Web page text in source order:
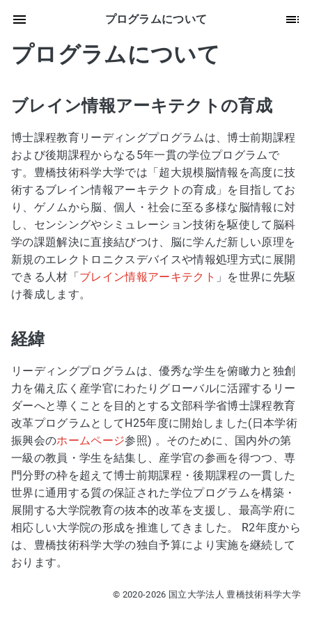
プログラムについて
プログラムについて
ブレイン情報アーキテクトの育成
博士課程教育リーディングプログラムは、博士前期課程
および後期課程からなる5年一貫の学位プログラムで
す。豊橋技術科学大学では「超大規模脳情報を高度に技
術するブレイン情報アーキテクトの育成」を目指してお
り、ゲノムから脳、個人・社会に至る多様な脳情報に対
し、センシングやシミュレーション技術を駆使して脳科
学の課題解決に直接結びつけ、脳に学んだ新しい原理を
新規のエレクトロニクスデバイスや情報処理方式に展開
できる人材「ブレイン情報アーキテクト 」を世界に先駆
け養成します。
経緯
リーディングプログラムは、優秀な学生を俯瞰力と独創
力を備え広く産学官にわたりグローバルに活躍するリー
ダーへと導くことを目的とする文部科学省博士課程教育
改革プログラムとしてH25年度に開始しました(日本学術
振興会のホームページ参照) 。そのために、国内外の第
一級の教員・学生を結集し、産学官の参画を得つつ、専
門分野の枠を超えて博士前期課程・後期課程の一貫した
世界に通用する質の保証された学位プログラムを構築・
展開する大学院教育の抜本的改革を支援し、最高学府に
相応しい大学院の形成を推進してきました。 R2年度から
は、豊橋技術科学大学の独自予算により実施を継続して
おります。
© 2020-2026 国立大学法人 豊橋技術科学大学